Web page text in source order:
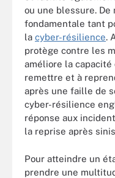
ou une blessure. De
fondamentale tant
la cyber-résilience.
protège contre les
améliore la capacité
remettre et à
après une faille de
cyber-résilience
réponse aux
la reprise après
Pour atteindre un
prendre une